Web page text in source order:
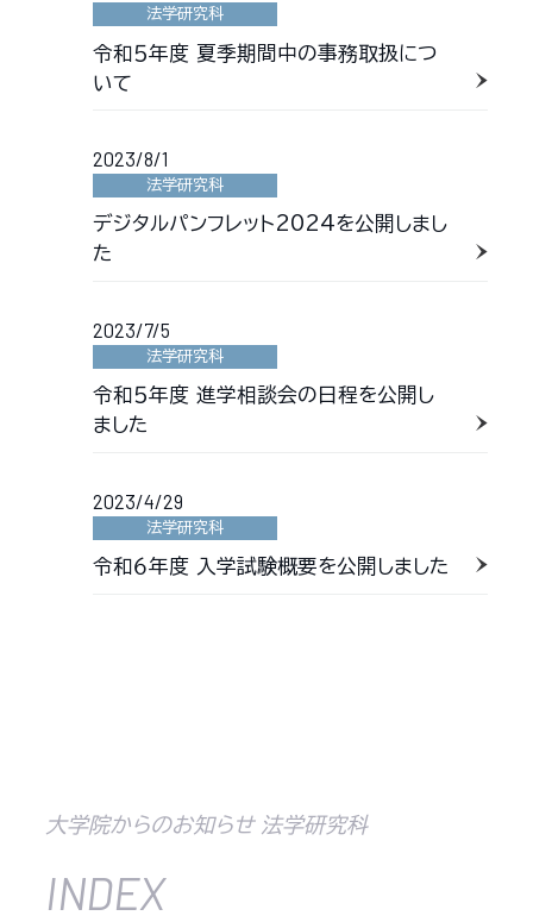
法学研究科
令和５年度 夏季期間中の事務取扱につ
いて
2023/8/1
法学研究科
デジタルパンフレット2024を公開しまし
た
2023/7/5
法学研究科
令和５年度 進学相談会の日程を公開し
ました
2023/4/29
法学研究科
令和６年度 入学試験概要を公開しました
大学院からのお知らせ 法学研究科
INDEX